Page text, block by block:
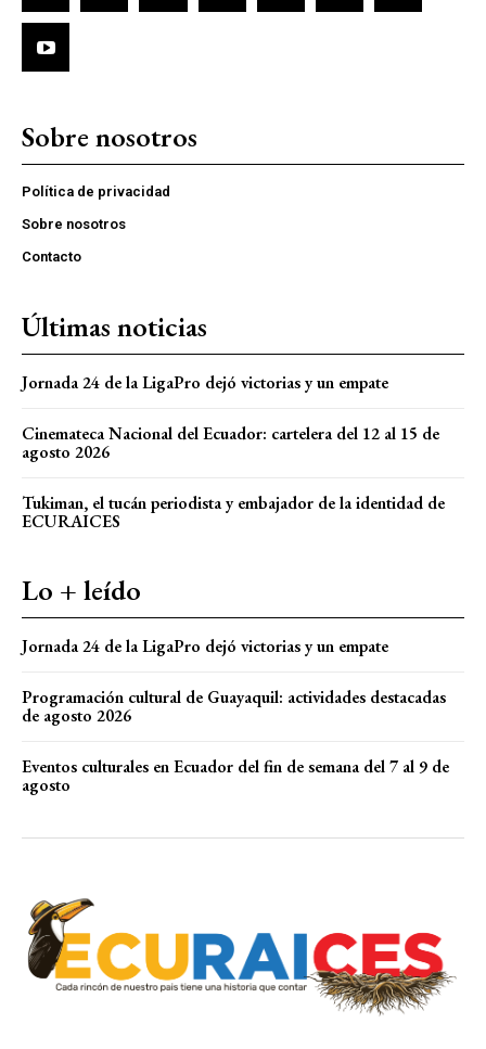
Sobre nosotros
Política de privacidad
Sobre nosotros
Contacto
Últimas noticias
Jornada 24 de la LigaPro dejó victorias y un empate
Cinemateca Nacional del Ecuador: cartelera del 12 al 15 de
agosto 2026
Tukiman, el tucán periodista y embajador de la identidad de
ECURAICES
Lo + leído
Jornada 24 de la LigaPro dejó victorias y un empate
Programación cultural de Guayaquil: actividades destacadas
de agosto 2026
Eventos culturales en Ecuador del fin de semana del 7 al 9 de
agosto